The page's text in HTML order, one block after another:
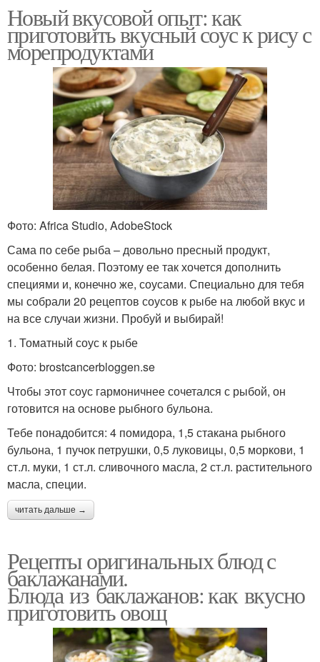
Новый вкусовой опыт: как
приготовить вкусный соус к рису с
морепродуктами
Фото: Africa Studio, AdobeStock
Сама по себе рыба – довольно пресный продукт,
особенно белая. Поэтому ее так хочется дополнить
специями и, конечно же, соусами. Специально для тебя
мы собрали 20 рецептов соусов к рыбе на любой вкус и
на все случаи жизни. Пробуй и выбирай!
1. Томатный соус к рыбе
Фото: brostcancerbloggen.se
Чтобы этот соус гармоничнее сочетался с рыбой, он
готовится на основе рыбного бульона.
Тебе понадобится: 4 помидора, 1,5 стакана рыбного
бульона, 1 пучок петрушки, 0,5 луковицы, 0,5 моркови, 1
ст.л. муки, 1 ст.л. сливочного масла, 2 ст.л. растительного
масла, специи.
читать дальше →
Рецепты оригинальных блюд с
баклажанами.
Блюда из баклажанов: как вкусно
приготовить овощ